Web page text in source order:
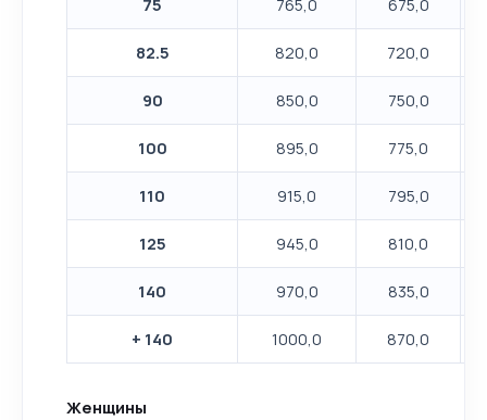
75 765,0 675,0
82.5 820,0 720,0
90 850,0 750,0
100 895,0 775,0
110 915,0 795,0
125 945,0 810,0
140 970,0 835,0
+ 140 1000,0 870,0
Женщины